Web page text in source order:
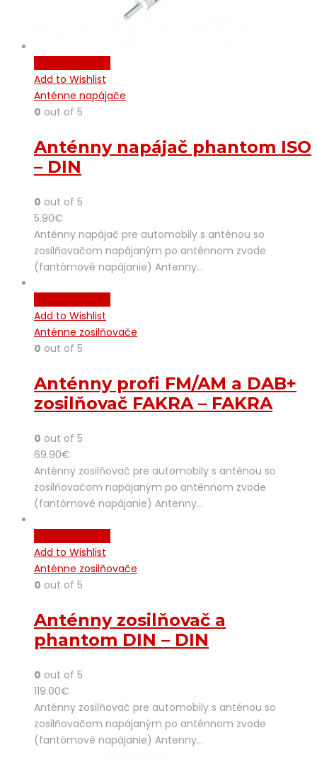
Add to Wishlist
Anténne napájače
0 out of 5
Anténny napájač phantom ISO
– DIN
0 out of 5
5.90€
Anténny napájač pre automobily s anténou so
zosilňovačom napájaným po anténnom zvode
(fantómové napájanie) Antenny…
Add to Wishlist
Anténne zosilňovače
0 out of 5
Anténny profi FM/AM a DAB+
zosilňovač FAKRA – FAKRA
0 out of 5
69.90€
Anténny zosilňovač pre automobily s anténou so
zosilňovačom napájaným po anténnom zvode
(fantómové napájanie) Antenny…
Add to Wishlist
Anténne zosilňovače
0 out of 5
Anténny zosilňovač a
phantom DIN – DIN
0 out of 5
119.00€
Anténny zosilňovač pre automobily s anténou so
zosilňovačom napájaným po anténnom zvode
(fantómové napájanie) Antenny…